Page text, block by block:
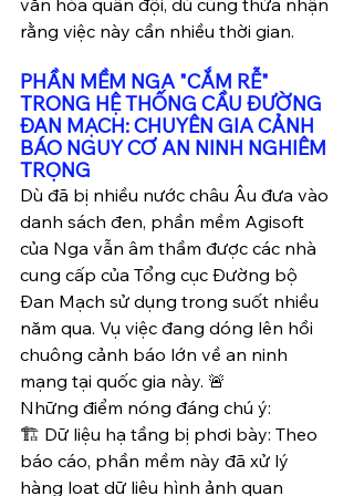
rằng việc này cần nhiều thời gian.
PHẦN MỀM NGA "CẮM RỄ"
TRONG HỆ THỐNG CẦU ĐƯỜNG
ĐAN MẠCH: CHUYÊN GIA CẢNH
BÁO NGUY CƠ AN NINH NGHIÊM
TRỌNG
Dù đã bị nhiều nước châu Âu đưa vào
danh sách đen, phần mềm Agisoft
của Nga vẫn âm thầm được các nhà
cung cấp của Tổng cục Đường bộ
Đan Mạch sử dụng trong suốt nhiều
năm qua. Vụ việc đang dóng lên hồi
chuông cảnh báo lớn về an ninh
mạng tại quốc gia này. 🚨
Những điểm nóng đáng chú ý:
🏗️ Dữ liệu hạ tầng bị phơi bày: Theo
báo cáo, phần mềm này đã xử lý
hàng loạt dữ liệu hình ảnh quan